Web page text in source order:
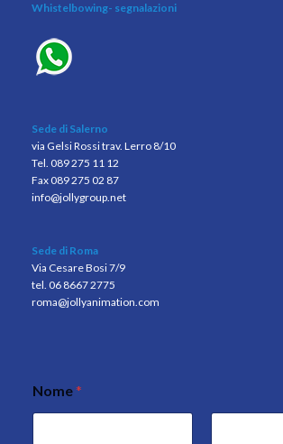
Whistelbowing- segnalazioni
Sede di Salerno
via Gelsi Rossi trav. Lerro 8/10
Tel. 089 275 11 12
Fax 089 275 02 87
info@jollygroup.net
Sede di Roma
Via Cesare Bosi 7/9
tel. 06 8667 2775
roma@jollyanimation.com
Nome*